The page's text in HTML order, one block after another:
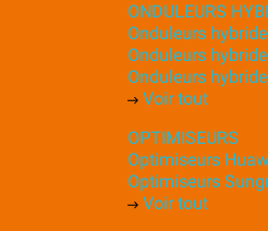
ONDULEURS
Onduleurs
Onduleurs
Onduleurs
Voir tout
OPTIMISEURS
Optimiseurs
Optimiseurs
Voir tout